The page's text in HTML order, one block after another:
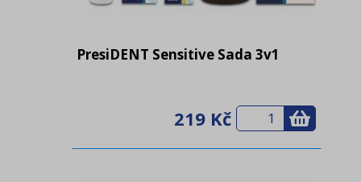
PresiDENT Sensitive Sada 3v1
219 Kč